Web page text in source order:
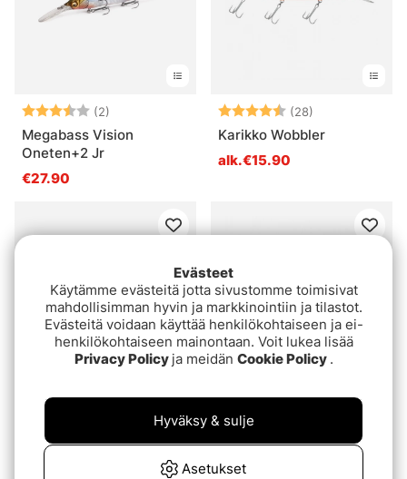
Arvio: (2)
3.5 5:sta tähdestä
Megabass Vision
Oneten+2 Jr
€27.90
Arvio: (28)
Karikko Wobbler
alk.€15.90
Scout Crankster 7cm,
€10.90
Arvio: (4)5.0 5:sta
Megabass Vision Oneten
Jr
alk.€25.90
Evästeet
Käytämme evästeitä jotta sivustomme toimisivat
mahdollisimman hyvin ja markkinointiin ja tilastot.
Evästeitä voidaan käyttää henkilökohtaiseen ja ei-
henkilökohtaiseen mainontaan. Voit lukea lisää
Privacy Policy ja meidän Cookie Policy .
Asetukset
Hyväksy & sulje